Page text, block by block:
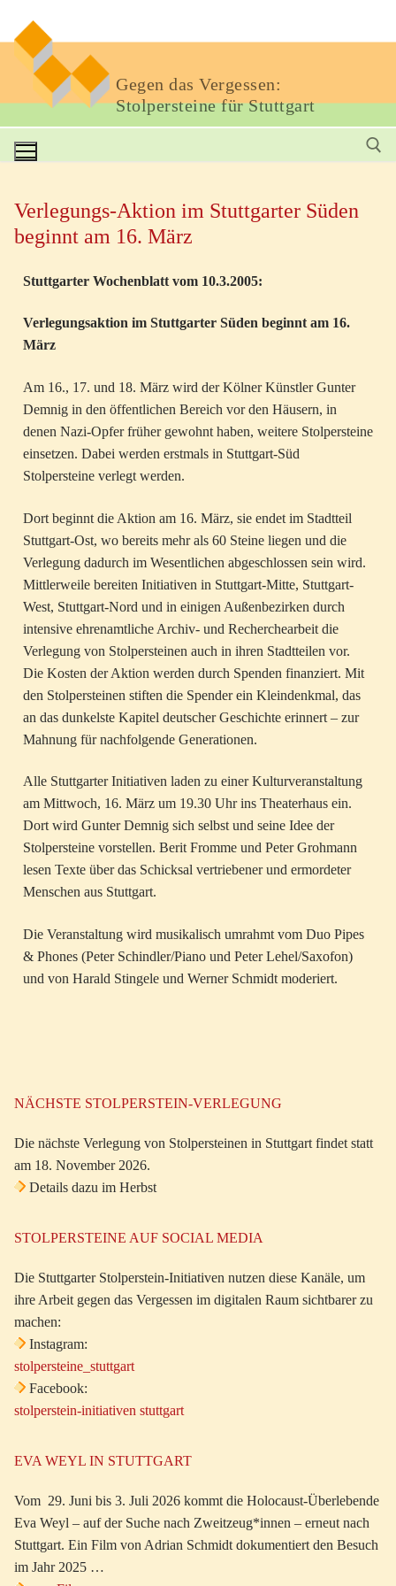
Gegen das Vergessen:
Stolpersteine für Stuttgart
Verlegungs-Aktion im Stuttgarter Süden
beginnt am 16. März
Stuttgarter Wochenblatt vom 10.3.2005:
Verlegungsaktion im Stuttgarter Süden beginnt am 16.
März
Am 16., 17. und 18. März wird der Kölner Künstler Gunter
Demnig in den öffentlichen Bereich vor den Häusern, in
denen Nazi-Opfer früher gewohnt haben, weitere Stolpersteine
einsetzen. Dabei werden erstmals in Stuttgart-Süd
Stolpersteine verlegt werden.
Dort beginnt die Aktion am 16. März, sie endet im Stadtteil
Stuttgart-Ost, wo bereits mehr als 60 Steine liegen und die
Verlegung dadurch im Wesentlichen abgeschlossen sein wird.
Mittlerweile bereiten Initiativen in Stuttgart-Mitte, Stuttgart-
West, Stuttgart-Nord und in einigen Außenbezirken durch
intensive ehrenamtliche Archiv- und Recherchearbeit die
Verlegung von Stolpersteinen auch in ihren Stadtteilen vor.
Die Kosten der Aktion werden durch Spenden finanziert. Mit
den Stolpersteinen stiften die Spender ein Kleindenkmal, das
an das dunkelste Kapitel deutscher Geschichte erinnert – zur
Mahnung für nachfolgende Generationen.
Alle Stuttgarter Initiativen laden zu einer Kulturveranstaltung
am Mittwoch, 16. März um 19.30 Uhr ins Theaterhaus ein.
Dort wird Gunter Demnig sich selbst und seine Idee der
Stolpersteine vorstellen. Berit Fromme und Peter Grohmann
lesen Texte über das Schicksal vertriebener und ermordeter
Menschen aus Stuttgart.
Die Veranstaltung wird musikalisch umrahmt vom Duo Pipes
& Phones (Peter Schindler/Piano und Peter Lehel/Saxofon)
und von Harald Stingele und Werner Schmidt moderiert.
NÄCHSTE STOLPERSTEIN-VERLEGUNG
Die nächste Verlegung von Stolpersteinen in Stuttgart findet statt
am 18. November 2026.
Details dazu im Herbst
STOLPERSTEINE AUF SOCIAL MEDIA
Die Stuttgarter Stolperstein-Initiativen nutzen diese Kanäle, um
ihre Arbeit gegen das Vergessen im digitalen Raum sichtbarer zu
machen:
Instagram:
stolpersteine_stuttgart
Facebook:
stolperstein-initiativen stuttgart
EVA WEYL IN STUTTGART
Vom 29. Juni bis 3. Juli 2026 kommt die Holocaust-Überlebende
Eva Weyl – auf der Suche nach Zweitzeug*innen – erneut nach
Stuttgart. Ein Film von Adrian Schmidt dokumentiert den Besuch
im Jahr 2025 …